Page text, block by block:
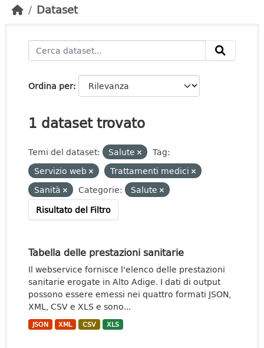
Dataset
Ordina per
1 dataset trovato
Temi del dataset: Salute
Tag:
Servizio web
Trattamenti medici
Sanità
Categorie:
Salute
Risultato del Filtro
Tabella delle prestazioni sanitarie
Il webservice fornisce l'elenco delle prestazioni
sanitarie erogate in Alto Adige. I dati di output
possono essere emessi nei quattro formati JSON,
XML, CSV e XLS e sono...
JSON XML CSV XLS